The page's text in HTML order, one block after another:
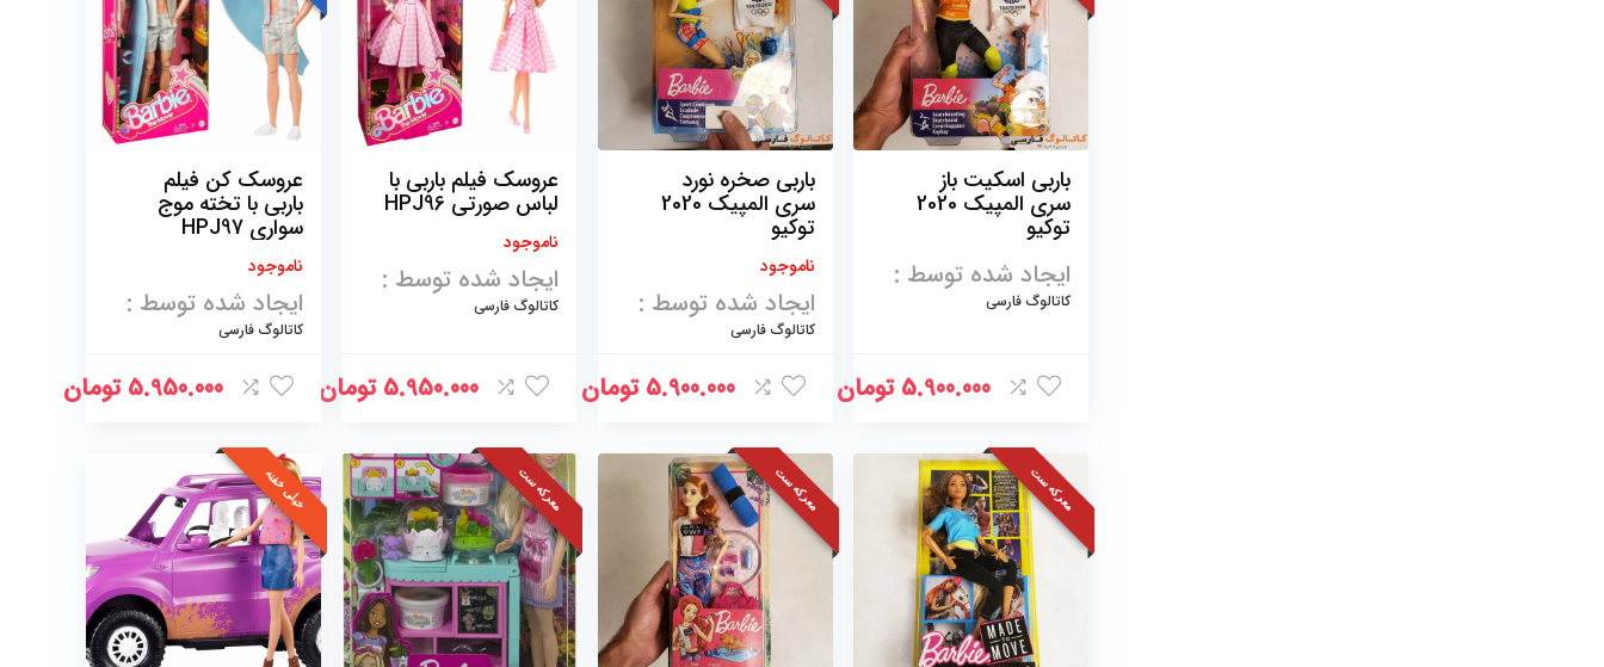
باربی اسکیت باز
سری المپیک 2020
توکیو
ایجاد شده توسط :
کاتالوگ فارسی
5.900.000 تومان
باربی صخره نورد
سری المپیک 2020
توکیو
ناموجود
ایجاد شده توسط :
کاتالوگ فارسی
5.900.000 تومان
عروسک فیلم باربی با
لباس صورتی HPJ96
ناموجود
ایجاد شده توسط :
کاتالوگ فارسی
5.950.000 تومان
عروسک کن فیلم
باربی با تخته موج
سواری HPJ97
ناموجود
ایجاد شده توسط :
کاتالوگ فارسی
5.950.000 تومان
معرکه ست معرکه ست معرکه ست خیلی خفنه